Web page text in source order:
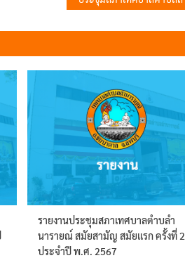
รายงานประชุมสภาเทศบาลตำบลำ
นารายณ์ สมัยสามัญ สมัยแรก ครั้งที่ 2
ประจำปี พ.ศ. 2567